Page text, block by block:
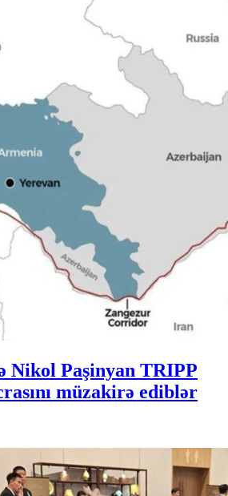
Nikol Paşinyan TRIPP
müzakirə ediblər